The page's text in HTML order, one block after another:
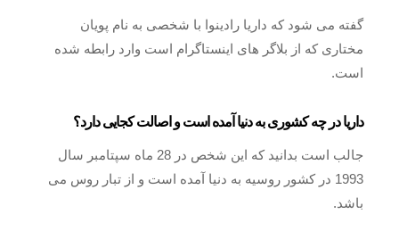
گفته می شود که داریا رادینوا با شخصی به نام پویان
مختاری که از بلاگر های اینستاگرام است وارد رابطه شده
است.
داریا در چه کشوری به دنیا آمده است و اصالت کجایی دارد؟
جالب است بدانید که این شخص در 28 ماه سپتامبر سال
1993 در کشور روسیه به دنیا آمده است و از تبار روس می
باشد.